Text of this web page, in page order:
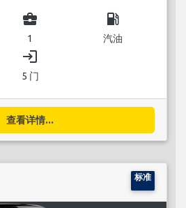
business_center
1
local_gas_station
汽油
login
5 门
查看详情...
标准